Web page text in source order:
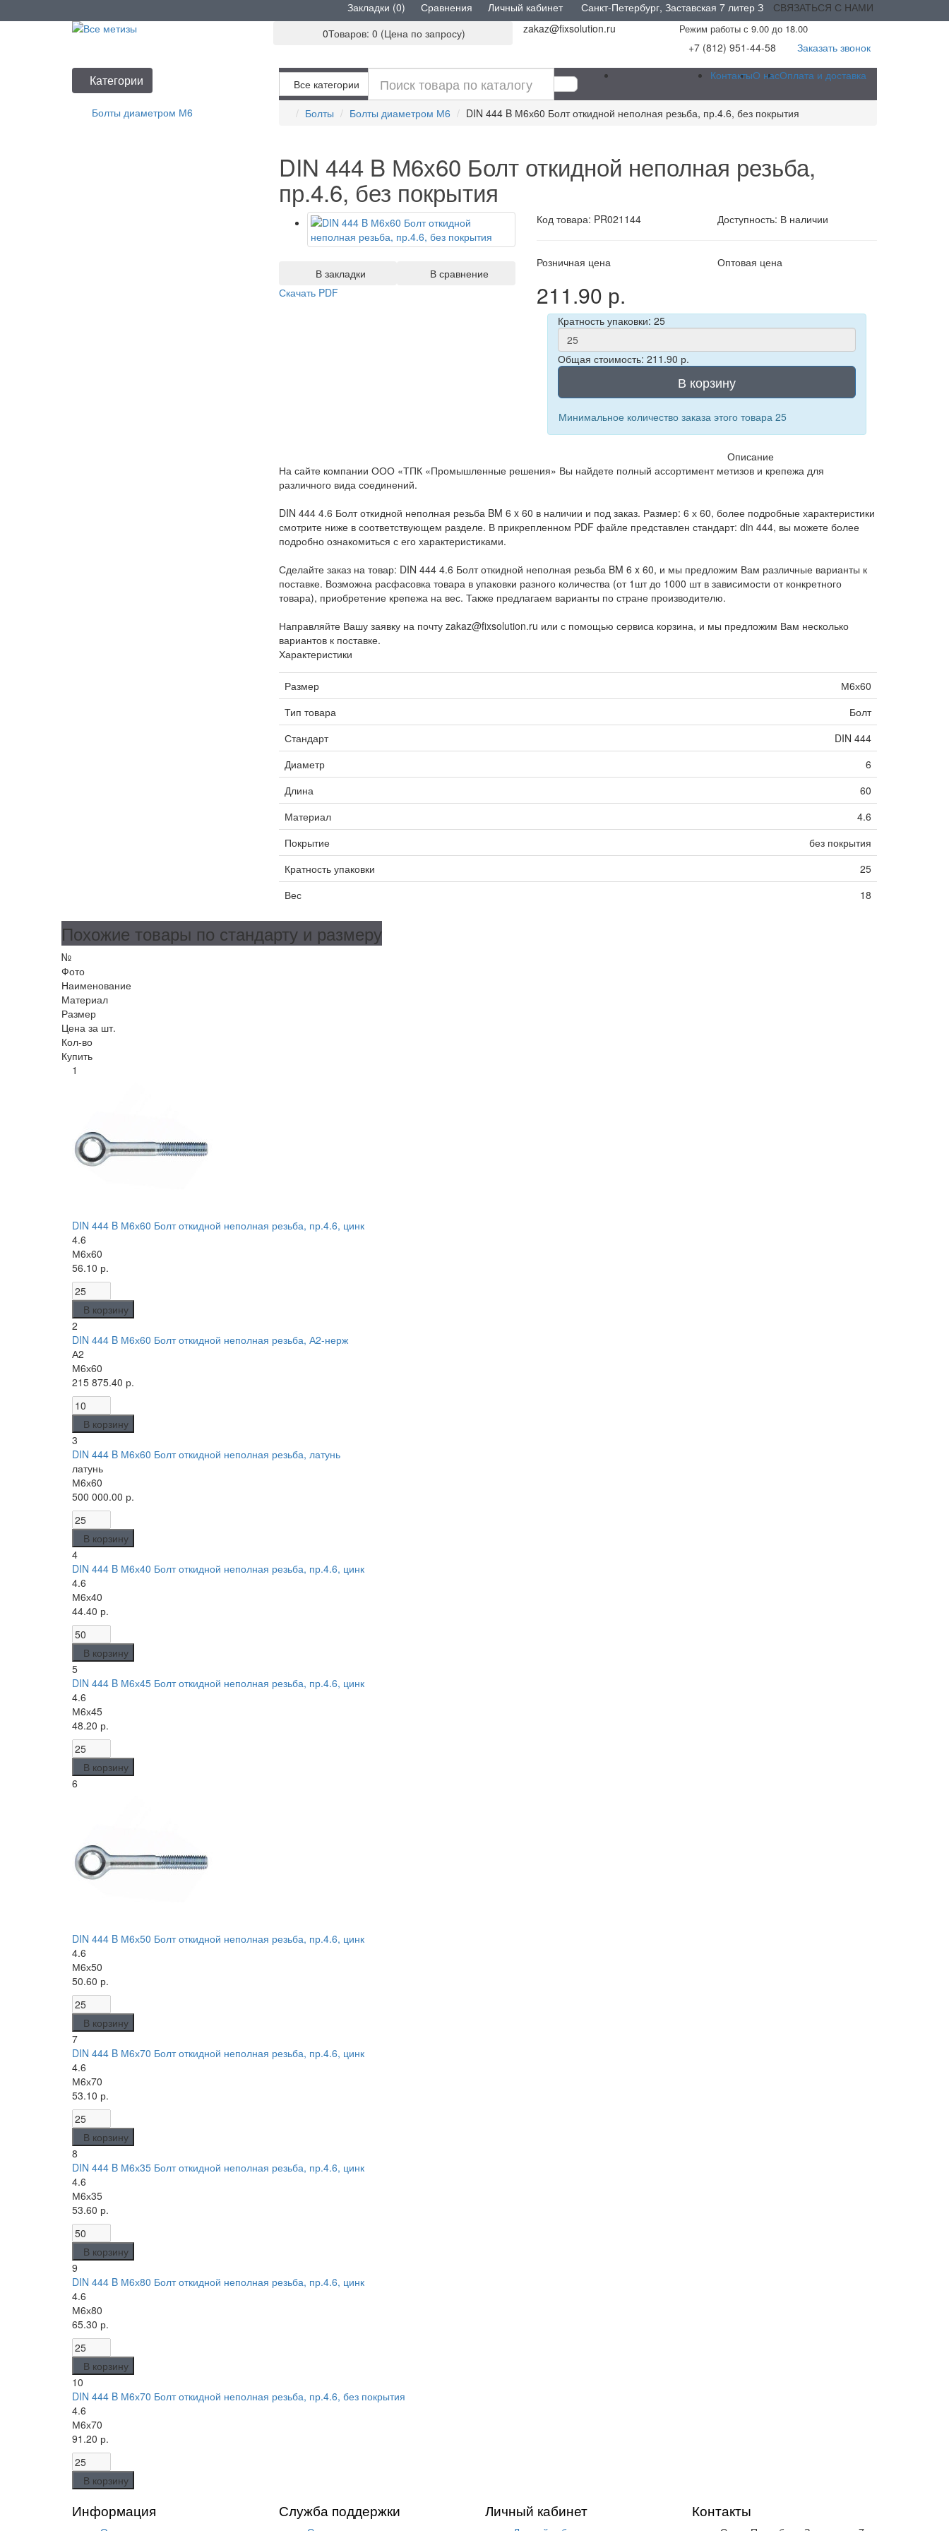
Закладки (0) Сравнения Личный кабинет Санкт-Петербург, Заставская 7 литер З СВЯЗАТЬСЯ С НАМИ
Режим работы с 9.00 до 18.00
+7 (812) 951-44-58 Заказать звонок
zakaz@fixsolution.ru
0Товаров: 0 (Цена по запросу)
Категории Оплата и доставка
О нас
Контакты
Все категории
Болты диаметром М6
Болты Болты диаметром М6 DIN 444 B М6х60 Болт откидной неполная резьба, пр.4.6, без покрытия
DIN 444 B М6х60 Болт откидной неполная резьба,
пр.4.6, без покрытия
В закладки
В сравнение
Скачать PDF
Код товара: PR021144 Доступность: В наличии
Розничная цена
211.90 р.
Оптовая цена
Кратность упаковки: 25
Общая стоимость: 211.90 р.
В корзину
Минимальное количество заказа этого товара 25
Описание
На сайте компании ООО «ТПК «Промышленные решения» Вы найдете полный ассортимент метизов и крепежа для
различного вида соединений.
DIN 444 4.6 Болт откидной неполная резьба BM 6 x 60 в наличии и под заказ. Размер: 6 х 60, более подробные характеристики
смотрите ниже в соответствующем разделе. В прикрепленном PDF файле представлен стандарт: din 444, вы можете более
подробно ознакомиться с его характеристиками.
Сделайте заказ на товар: DIN 444 4.6 Болт откидной неполная резьба BM 6 x 60, и мы предложим Вам различные варианты к
поставке. Возможна расфасовка товара в упаковки разного количества (от 1шт до 1000 шт в зависимости от конкретного
товара), приобретение крепежа на вес. Также предлагаем варианты по стране производителю.
Направляйте Вашу заявку на почту zakaz@fixsolution.ru или с помощью сервиса корзина, и мы предложим Вам несколько
вариантов к поставке.
Характеристики
Размер
М6х60
Тип товара
Болт
Стандарт
DIN 444
Диаметр
6
Длина
60
Материал
4.6
Покрытие
без покрытия
Кратность упаковки
25
Вес
18
Похожие товары по стандарту и размеру
№
Фото
Наименование
Материал
Размер
Цена за шт.
Кол-во
Купить
1
DIN 444 B М6х60 Болт откидной неполная резьба, пр.4.6, цинк
4.6
М6х60
56.10 р.
В корзину
2
DIN 444 B М6х60 Болт откидной неполная резьба, А2-нерж
А2
М6х60
215 875.40 р.
В корзину
3
DIN 444 B М6х60 Болт откидной неполная резьба, латунь
латунь
М6х60
500 000.00 р.
В корзину
4
DIN 444 B М6х40 Болт откидной неполная резьба, пр.4.6, цинк
4.6
М6х40
44.40 р.
В корзину
5
DIN 444 B М6х45 Болт откидной неполная резьба, пр.4.6, цинк
4.6
М6х45
48.20 р.
В корзину
6
DIN 444 B М6х50 Болт откидной неполная резьба, пр.4.6, цинк
4.6
М6х50
50.60 р.
В корзину
7
DIN 444 B М6х70 Болт откидной неполная резьба, пр.4.6, цинк
4.6
М6х70
53.10 р.
В корзину
8
DIN 444 B М6х35 Болт откидной неполная резьба, пр.4.6, цинк
4.6
М6х35
53.60 р.
В корзину
9
DIN 444 B М6х80 Болт откидной неполная резьба, пр.4.6, цинк
4.6
М6х80
65.30 р.
В корзину
10
DIN 444 B М6х70 Болт откидной неполная резьба, пр.4.6, без покрытия
4.6
М6х70
91.20 р.
В корзину
Информация Служба поддержки Личный кабинет Контакты